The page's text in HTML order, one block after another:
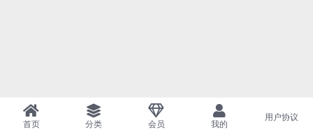
首页 分类 会员 我的
用户协议